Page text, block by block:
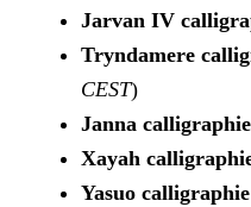
Jarvan IV
Tryndamere
CEST)
Janna calligraphie
Xayah
Yasuo